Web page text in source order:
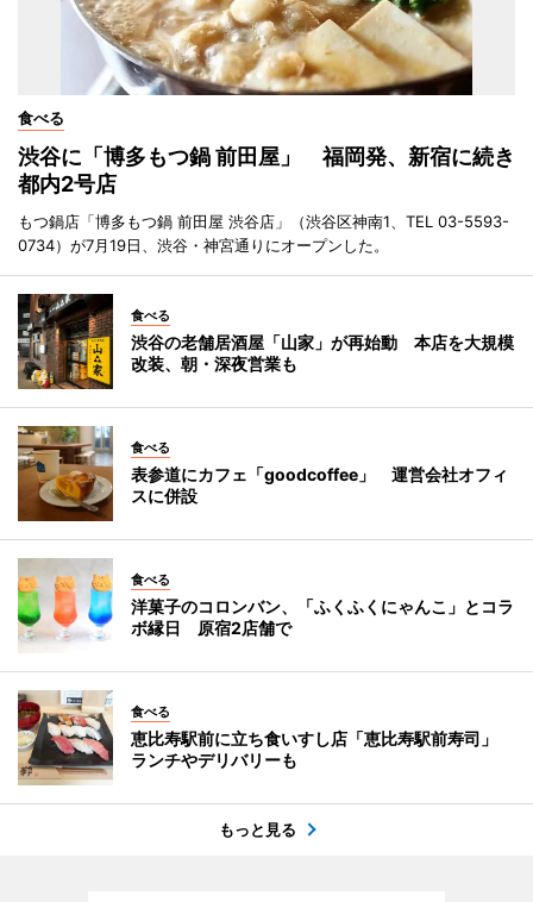
食べる
渋谷に「博多もつ鍋 前田屋」 福岡発、新宿に続き
都内2号店
もつ鍋店「博多もつ鍋 前田屋 渋谷店」（渋谷区神南1、TEL 03-5593-
0734）が7月19日、渋谷・神宮通りにオープンした。
食べる
渋谷の老舗居酒屋「山家」が再始動 本店を大規模
改装、朝・深夜営業も
食べる
表参道にカフェ「goodcoffee」 運営会社オフィ
スに併設
食べる
洋菓子のコロンバン、「ふくふくにゃんこ」とコラ
ボ縁日 原宿2店舗で
食べる
恵比寿駅前に立ち食いすし店「恵比寿駅前寿司」
ランチやデリバリーも
もっと見る